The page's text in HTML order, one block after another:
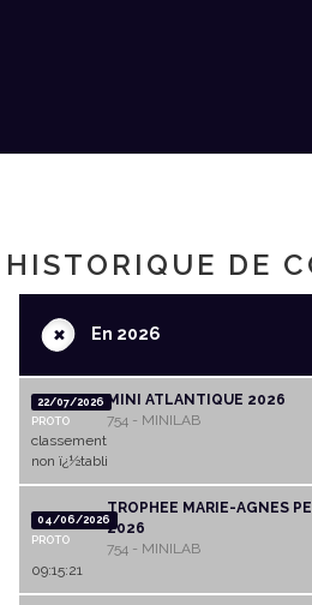
HISTORIQUE DE
+En 2026
22/07/2026
PROTO
MINI ATLANTIQUE 2026
754 - MINILAB
classement
non ï¿½tabli
04/06/2026
PROTO
TROPHEE MARIE-AGNES
2026
754 - MINILAB
09:15:21